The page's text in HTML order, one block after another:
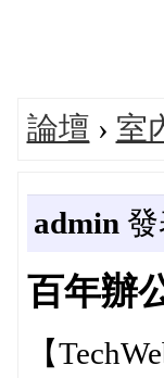
論壇 › 室
admin 發
百年辦
【